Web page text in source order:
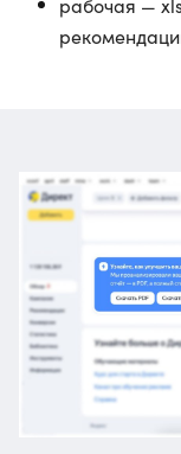
рабочая —